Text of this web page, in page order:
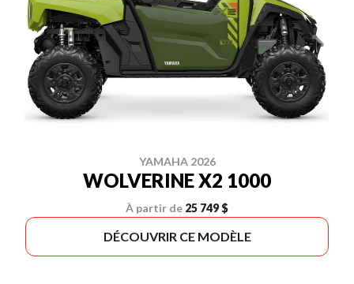
YAMAHA 2026
WOLVERINE X2 1000
À partir de 25 749 $
DÉCOUVRIR CE MODÈLE